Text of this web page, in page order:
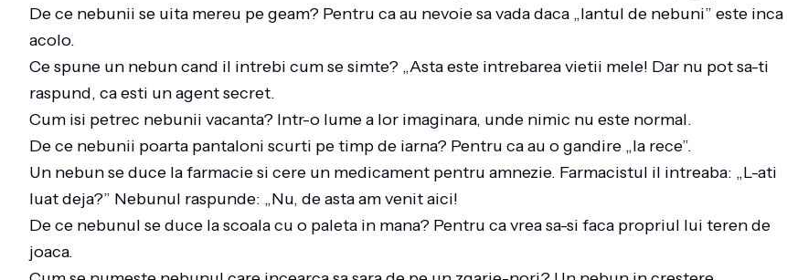
De ce nebunii se uita mereu pe geam? Pentru ca au nevoie sa vada daca „lantul de nebuni” este inca
acolo.
Ce spune un nebun cand il intrebi cum se simte? „Asta este intrebarea vietii mele! Dar nu pot sa-ti
raspund, ca esti un agent secret.
Cum isi petrec nebunii vacanta? Intr-o lume a lor imaginara, unde nimic nu este normal.
De ce nebunii poarta pantaloni scurti pe timp de iarna? Pentru ca au o gandire „la rece”.
Un nebun se duce la farmacie si cere un medicament pentru amnezie. Farmacistul il intreaba: „L-ati
luat deja?” Nebunul raspunde: „Nu, de asta am venit aici!
De ce nebunul se duce la scoala cu o paleta in mana? Pentru ca vrea sa-si faca propriul lui teren de
joaca.